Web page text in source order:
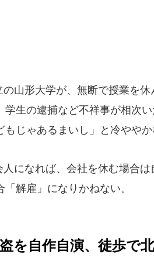
山形大学が、無断で授業を
学生の逮捕など不祥事が相次
もじゃあるまいし」と冷ややか
になれば、会社を休む場合
「解雇」になりかねない。
を自作自演、徒歩で